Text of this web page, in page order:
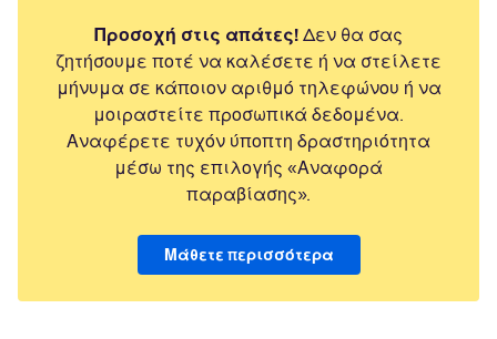
Προσοχή στις απάτες! Δεν θα σας
ζητήσουμε ποτέ να καλέσετε ή να στείλετε
μήνυμα σε κάποιον αριθμό τηλεφώνου ή να
μοιραστείτε προσωπικά δεδομένα.
Αναφέρετε τυχόν ύποπτη δραστηριότητα
μέσω της επιλογής «Αναφορά
παραβίασης».
Μάθετε περισσότερα